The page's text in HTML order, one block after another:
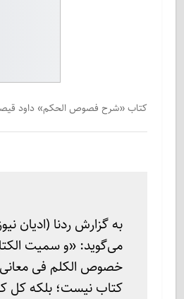
کتاب «شرح فصوص الحکم» داود
به گزارش ردنا (ادیان
می‌گوید: «و سمیت
خصوص الکلم فی معانی
کتاب نیست؛ بلکه کل